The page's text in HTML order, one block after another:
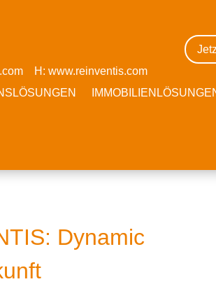
H: www.reinventis.com
Dynamic